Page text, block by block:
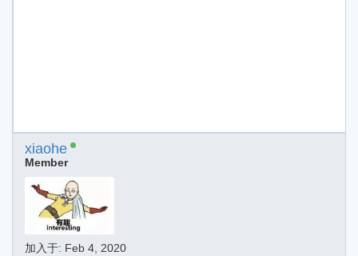
xiaohe
Member
加入于: Feb 4, 2020